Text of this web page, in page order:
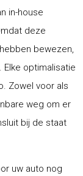
in-house
deze
bewezen,
optimalisatie
Zowel voor als
weg om er
bij de staat
uw auto nog